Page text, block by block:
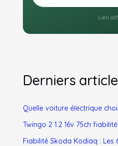
Lien
Derniers
Quelle voiture électrique
Twingo 2 1.2 16v 75ch fiabilité
Fiabilité Skoda Kodiaq : Les